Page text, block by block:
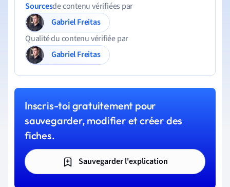
Sourcesde contenu vérifiées par
Gabriel Freitas
Qualité du contenu vérifiée par
Gabriel Freitas
Inscris-toi gratuitement pour
sauvegarder, modifier et créer des
fiches.
Sauvegarder l'explication